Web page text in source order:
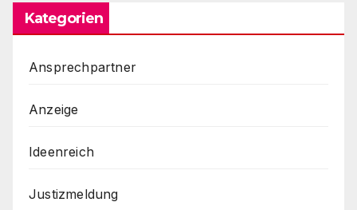
Kategorien
Ansprechpartner
Anzeige
Ideenreich
Justizmeldung